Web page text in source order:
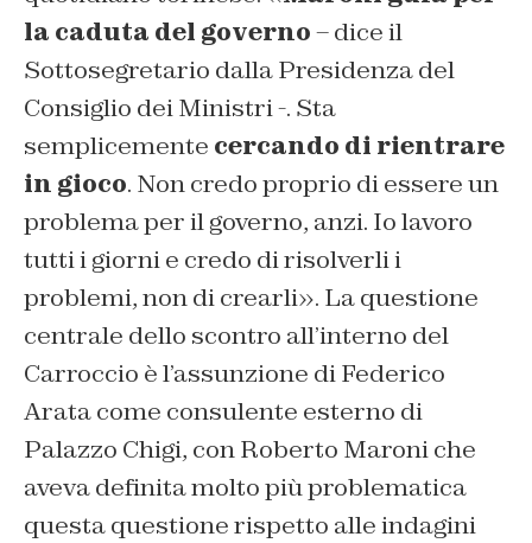
la caduta del governo– dice il
Sottosegretario dalla Presidenza del
Consiglio dei Ministri -. Sta
semplicemente cercando di rientrare
in gioco. Non credo proprio di essere un
problema per il governo, anzi. Io lavoro
tutti i giorni e credo di risolverli i
problemi, non di crearli». La questione
centrale dello scontro all’interno del
Carroccio è l’assunzione di Federico
Arata come consulente esterno di
Palazzo Chigi, con Roberto Maroni che
aveva definita molto più problematica
questa questione rispetto alle indagini